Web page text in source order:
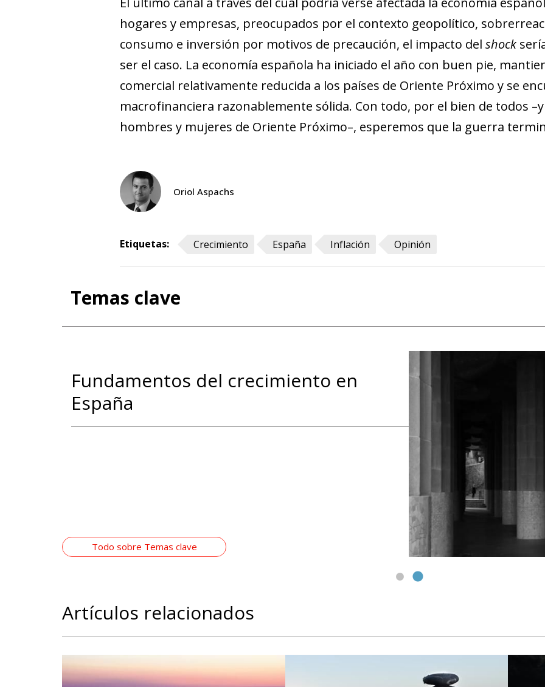
hogares y empresas, preocupados por el contexto geopolítico,
consumo e inversión por motivos de precaución, el impacto del shock
ser el caso. La economía española ha iniciado el año con buen pie,
comercial relativamente reducida a los países de Oriente Próximo y se
macrofinanciera razonablemente sólida. Con todo, por el bien de todos
hombres y mujeres de Oriente Próximo–, esperemos que la guerra
Oriol Aspachs
Etiquetas: Crecimiento España Inflación Opinión
Temas clave
Fundamentos del crecimiento en
España
Todo sobre Temas clave
Artículos relacionados